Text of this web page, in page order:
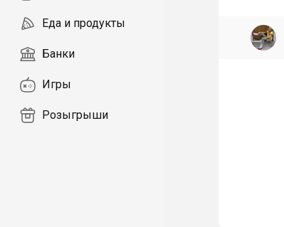
Еда и продукты
Банки
Игры
Розыгрыши